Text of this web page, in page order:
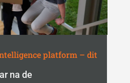
platform – dit
na de